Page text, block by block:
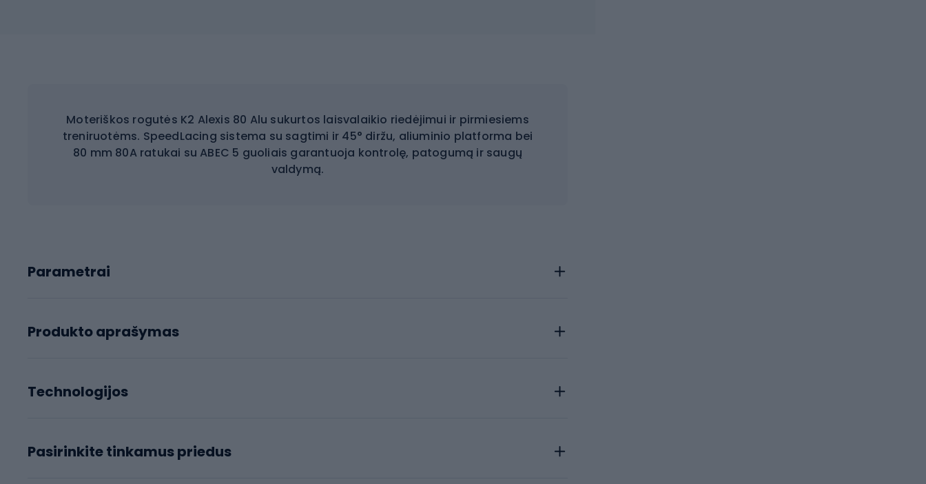
Moteriškos rogutės K2 Alexis 80 Alu sukurtos laisvalaikio riedėjimui ir pirmiesiems
treniruotėms. SpeedLacing sistema su sagtimi ir 45° diržu, aliuminio platforma bei
80 mm 80A ratukai su ABEC 5 guoliais garantuoja kontrolę, patogumą ir saugų
valdymą.
Parametrai
Produkto aprašymas
Technologijos
Pasirinkite tinkamus priedus